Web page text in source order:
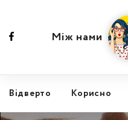
Відвертo Корисно
Між нами